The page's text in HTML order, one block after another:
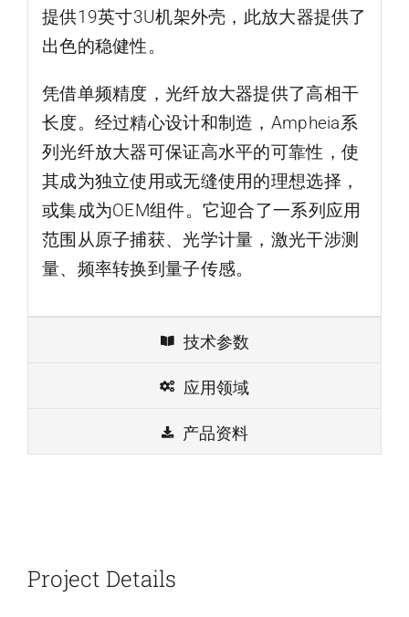
提供19英寸3U机架外壳，此放大器提供了
出色的稳健性。
凭借单频精度，光纤放大器提供了高相干
长度。经过精心设计和制造，Ampheia系
列光纤放大器可保证高水平的可靠性，使
其成为独立使用或无缝使用的理想选择，
或集成为OEM组件。它迎合了一系列应用
范围从原子捕获、光学计量，激光干涉测
量、频率转换到量子传感。
技术参数
应用领域
产品资料
Project Details